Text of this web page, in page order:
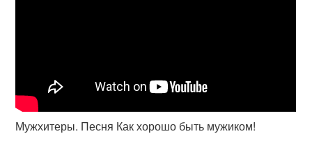
Мужхитеры. Песня Как хорошо быть мужиком!